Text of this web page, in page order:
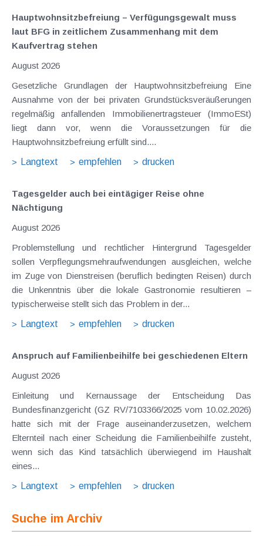
Hauptwohnsitz​­befreiung – Verfügungsgewalt muss
laut BFG in zeitlichem Zusammenhang mit dem
Kaufvertrag stehen
August 2026
Gesetzliche Grundlagen der Hauptwohnsitzbefreiung Eine
Ausnahme von der bei privaten Grundstücksveräußerungen
regelmäßig anfallenden Immobilienertragsteuer (ImmoESt)
liegt dann vor, wenn die Voraussetzungen für die
Hauptwohnsitzbefreiung erfüllt sind....
Langtext
empfehlen drucken
Tagesgelder auch bei eintägiger Reise ohne
Nächtigung
August 2026
Problemstellung und rechtlicher Hintergrund Tagesgelder
sollen Verpflegungsmehraufwendungen ausgleichen, welche
im Zuge von Dienstreisen (beruflich bedingten Reisen) durch
die Unkenntnis über die lokale Gastronomie resultieren –
typischerweise stellt sich das Problem in der...
Langtext
empfehlen drucken
Anspruch auf Familienbeihilfe bei geschiedenen Eltern
August 2026
Einleitung und Kernaussage der Entscheidung Das
Bundesfinanzgericht (GZ RV/7103366/2025 vom 10.02.2026)
hatte sich mit der Frage auseinanderzusetzen, welchem
Elternteil nach einer Scheidung die Familienbeihilfe zusteht,
wenn sich das Kind tatsächlich überwiegend im Haushalt
eines...
Langtext
empfehlen drucken
Suche im Archiv